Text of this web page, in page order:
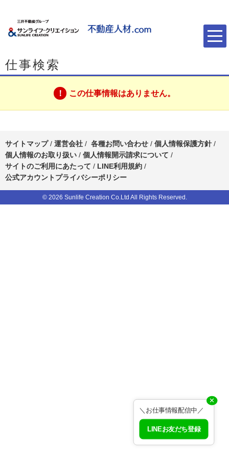
仕事検索
この仕事情報はありません。
サイトマップ/ 運営会社 / 各種お問い合わせ / 個人情報保護方針 /
個人情報のお取り扱い / 個人情報開示請求について /
サイトのご利用にあたって / LINE利用規約 /
公式アカウントプライバシーポリシー
✕
＼お仕事情報配信中／
LINEお友だち登録
© 2026 Sunlife Creation Co.Ltd All Rights Reserved.